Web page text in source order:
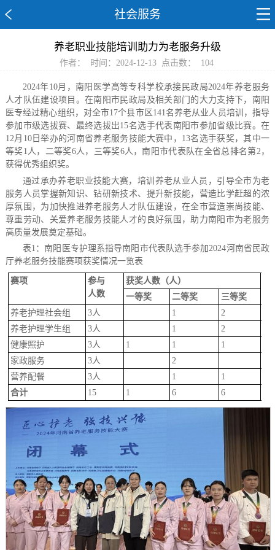
社会服务
养老职业技能培训助力为老服务升级
作者： 时间：2024-12-13 点击数： 104
2024年10月，南阳医学高等专科学校承接民政局2024年养老服务
人才队伍建设项目。在南阳市民政局及相关部门的大力支持下，南阳
医专经过精心组织，对全市17个县市区141名养老从业人员培训，指导
参加市级选拔赛、最终选拔出15名选手代表南阳市参加省级比赛。在
12月10日举办的河南省养老服务技能大赛中，13名选手获奖，其中一
等奖1人，二等奖6人，三等奖6人，南阳市代表队在全省总排名第2，
获得优秀组织奖。
通过承办养老职业技能大赛，培训养老从业人员，引导全市为老
服务人员掌握新知识、钻研新技术、提升新技能，营造比学赶超的浓
厚氛围，为加快推进养老服务人才队伍建设，在全市营造崇尚技能、
尊重劳动、关爱养老服务技能人才的良好氛围，助力南阳市为老服务
高质量发展奠定基础。
表1：南阳医专护理系指导南阳市代表队选手参加2024河南省民政
厅养老服务技能赛项获奖情况一览表
赛项
参与
人数
获奖人数（人）
一等奖
二等奖
三等奖
养老护理社会组
3人 1 2
养老护理学生组
3人 1 2
健康照护
3人 1 1 1
家政服务
3人 2
营养配餐
3人 1 1
合计
15 1 6 6